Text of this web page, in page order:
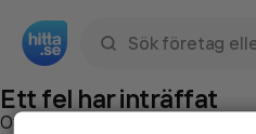
Ett fel har inträffat
Om du vill kan du